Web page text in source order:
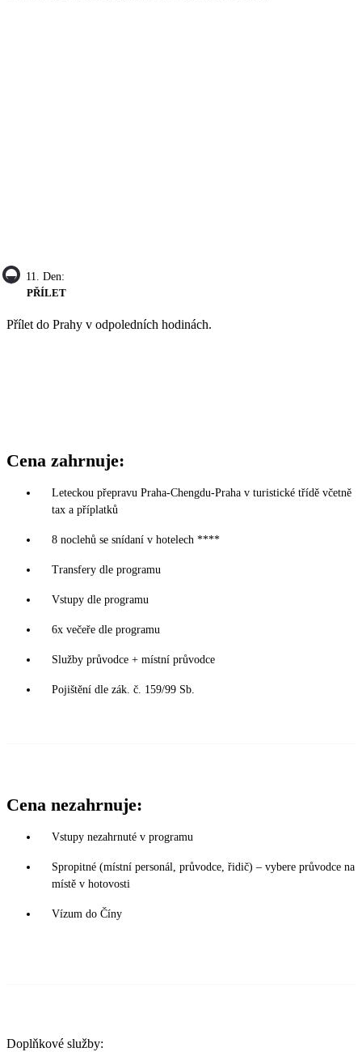
11. Den:
PŘÍLET
Přílet do Prahy v odpoledních hodinách.
Cena zahrnuje:
Leteckou přepravu Praha-Chengdu-Praha v turistické třídě včetně
tax a příplatků
8 noclehů se snídaní v hotelech ****
Transfery dle programu
Vstupy dle programu
6x večeře dle programu
Služby průvodce + místní průvodce
Pojištění dle zák. č. 159/99 Sb.
Cena nezahrnuje:
Vstupy nezahrnuté v programu
Spropitné (místní personál, průvodce, řidič) – vybere průvodce na
místě v hotovosti
Vízum do Číny
Doplňkové služby: